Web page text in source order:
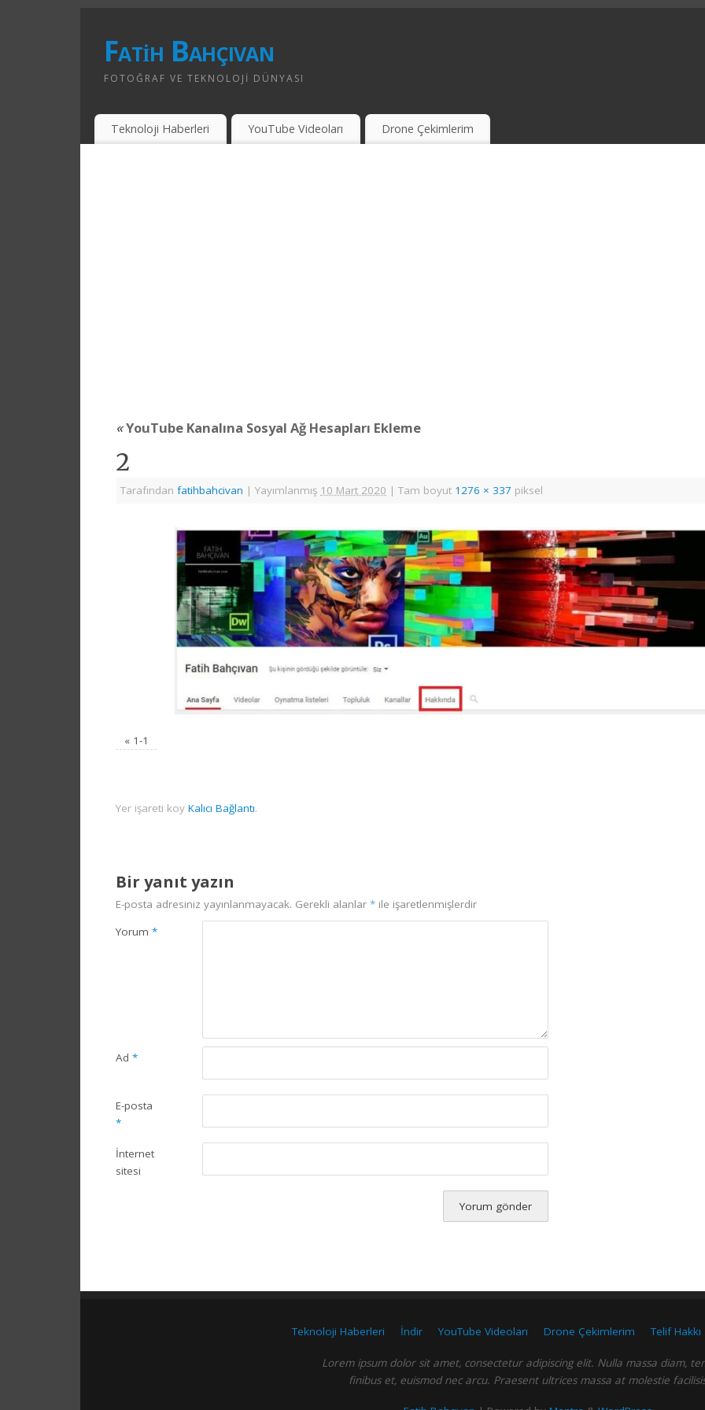
Fatih Bahçıvan
FOTOĞRAF VE TEKNOLOJI DÜNYASI
Teknoloji Haberleri YouTube Videoları Drone Çekimlerim
«YouTube Kanalına Sosyal Ağ Hesapları Ekleme
2
Tarafından fatihbahcivan | Yayımlanmış 10 Mart 2020 | Tam boyut 1276 × 337 piksel
« 1-1
Yer işareti koy Kalıcı Bağlantı.
Bir yanıt yazın
E-posta adresiniz yayınlanmayacak. Gerekli alanlar * ile işaretlenmişlerdir
Yorum *
Ad *
E-posta
*
İnternet
sitesi
Teknoloji Haberleri İndir YouTube Videoları Drone Çekimlerim Telif Hakkı
Lorem ipsum dolor sit amet, consectetur adipiscing elit. Nulla massa diam,
finibus et, euismod nec arcu. Praesent ultrices massa at molestie